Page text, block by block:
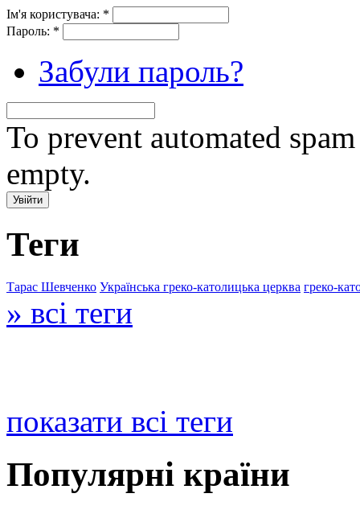
Ім'я користувача: *
Пароль: *
Забули пароль?
To prevent automated
empty.
Теги
Тарас Шевченко Українська греко-католицька церква греко-
» всі теги
показати всі теги
Популярні країни